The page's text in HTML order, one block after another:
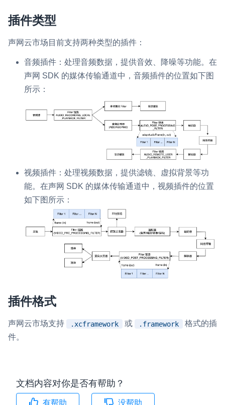
集中展示声网主要产品及服务的综合服务质量及可用性信息
内容审核
对实时音频和视频画面进行风险识别，并联动回调和业务处置流
云市场
一站式实时互动模块的选型、购买、账号打通
拓展 SDK 能力，打造更具个性化的音视频互动效果
使用录制、推流、拉流等服务丰富互动体验
云端录制
本地服务端录制
旁路推流
输入在线媒体流
RTC 服务端 SDK
PPT 转码服务
水晶球
插件类型
声网云市场目前支持两种类型的插件：
音频插件：处理音频数据，提供音效、降噪等功能。在
声网 SDK 的媒体传输通道中，音频插件的位置如下图
所示：
视频插件：处理视频数据，提供滤镜、虚拟背景等功
能。在声网 SDK 的媒体传输通道中，视频插件的位置
如下图所示：
插件格式
声网云市场支持 .xcframework 或 .framework
格式的插
件。
文档内容对你是否有帮助？
有帮助 没帮助